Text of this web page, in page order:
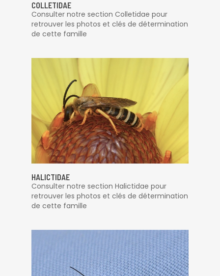
COLLETIDAE
Consulter notre section Colletidae pour
retrouver les photos et clés de détermination
de cette famille
HALICTIDAE
Consulter notre section Halictidae pour
retrouver les photos et clés de détermination
de cette famille